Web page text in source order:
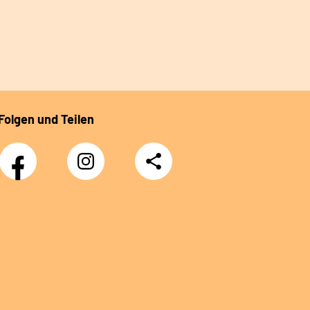
und Teilen
Facebook-
Kanal
Instagram-
Kanal
Teilen